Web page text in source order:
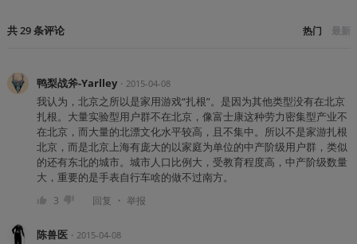
共29条评论 热门 最新
鸭梨战斧-Yarlley・ 2015-04-08
我认为，北京之所以是家用游戏“扎根”。是因为其他类型没有在北京
扎根。大量实验型用户群不在北京，像富士康这种劳力密集型产业不
在北京，而大量的北漂文化水平较高，且不集中。所以不是家游扎根
北京，而是北京上海有庞大的以家庭为单位的中产阶级用户群，类似
的还有东北的城市。城市人口比例大，受教育程度高，中产阶级数量
大，重要的是手表自行车啥的做不过南方。
3 回复 ・ 举报
陈兽医・ 2015-04-08